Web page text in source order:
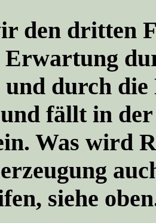
den dritten
durch
fällt in
Was wird
siehe